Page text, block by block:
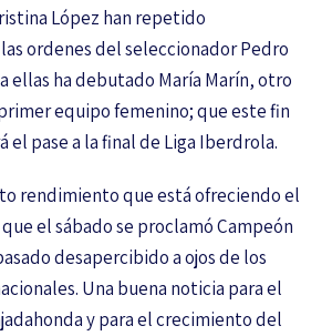
López han repetido
ordenes del seleccionador Pedro
ellas ha debutado María Marín, otro
equipo femenino; que este fin
el pase a la final de Liga Iberdrola.
rendimiento que está ofreciendo el
el sábado se proclamó Campeón
desapercibido a ojos de los
Una buena noticia para el
y para el crecimiento del